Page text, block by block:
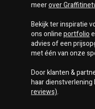
meerover
Bekijk ter inspiratie
ons onlineportfolio
advies of een
met één van onze
Door klanten &
haar
reviews).